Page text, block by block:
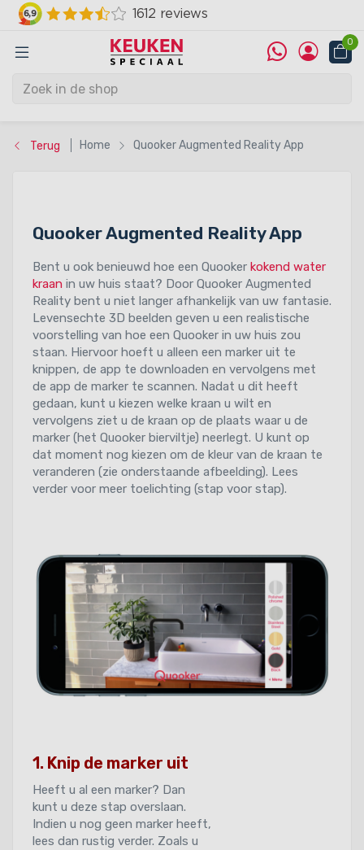
0
Terug Home Quooker Augmented Reality App
Quooker Augmented Reality App
Bent u ook benieuwd hoe een Quooker kokend water
kraan in uw huis staat? Door Quooker Augmented
Reality bent u niet langer afhankelijk van uw fantasie.
Levensechte 3D beelden geven u een realistische
voorstelling van hoe een Quooker in uw huis zou
staan. Hiervoor hoeft u alleen een marker uit te
knippen, de app te downloaden en vervolgens met
de app de marker te scannen. Nadat u dit heeft
gedaan, kunt u kiezen welke kraan u wilt en
vervolgens ziet u de kraan op de plaats waar u de
marker (het Quooker bierviltje) neerlegt. U kunt op
dat moment nog kiezen om de kleur van de kraan te
veranderen (zie onderstaande afbeelding). Lees
verder voor meer toelichting (stap voor stap).
1. Knip de marker uit
Heeft u al een marker? Dan
kunt u deze stap overslaan.
Indien u nog geen marker heeft,
lees dan rustig verder. Zoals u